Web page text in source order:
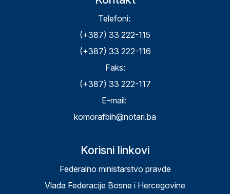
Telefoni:
(+387) 33 222-115
(+387) 33 222-116
Faks:
(+387) 33 222-117
E-mail:
komorafbih@notari.ba
Korisni linkovi
Federalno ministarstvo pravde
Vlada Federacije Bosne i Hercegovine